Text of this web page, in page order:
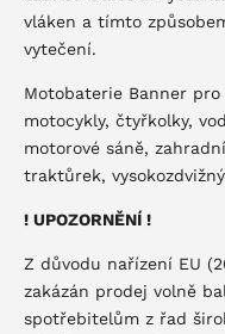
vláken a tímto
vytečení.
Motobaterie Banner
motocykly, čtyřkolky,
motorové sáně,
traktůrek,
! UPOZORNĚNÍ !
Z důvodu nařízení EU
zakázán prodej volně
spotřebitelům z řad